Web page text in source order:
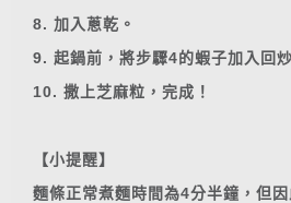
8. 加入蔥乾。
9. 起鍋前，將步驟4的蝦子加入回
10. 撒上芝麻粒，完成！
【小提醒】
麵條正常煮麵時間為4分半鐘，但